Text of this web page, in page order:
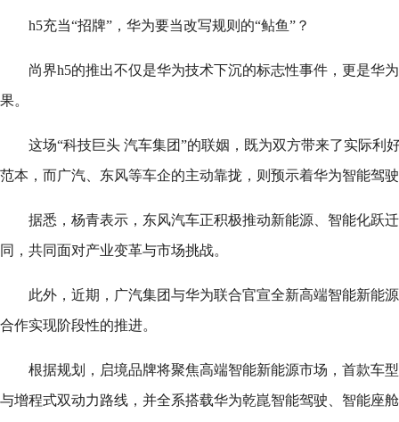
h5充当“招牌”，华为要当改写规则的“鲇鱼”？
尚界h5的推出不仅是华为技术下沉的标志性事件，更是华
果。
这场“科技巨头 汽车集团”的联姻，既为双方带来了实际利
范本，而广汽、东风等车企的主动靠拢，则预示着华为智能驾
据悉，杨青表示，东风汽车正积极推动新能源、智能化跃
同，共同面对产业变革与市场挑战。
此外，近期，广汽集团与华为联合官宣全新高端智能新能
合作实现阶段性的推进。
根据规划，启境品牌将聚焦高端智能新能源市场，首款车
与增程式双动力路线，并全系搭载华为乾崑智能驾驶、智能座